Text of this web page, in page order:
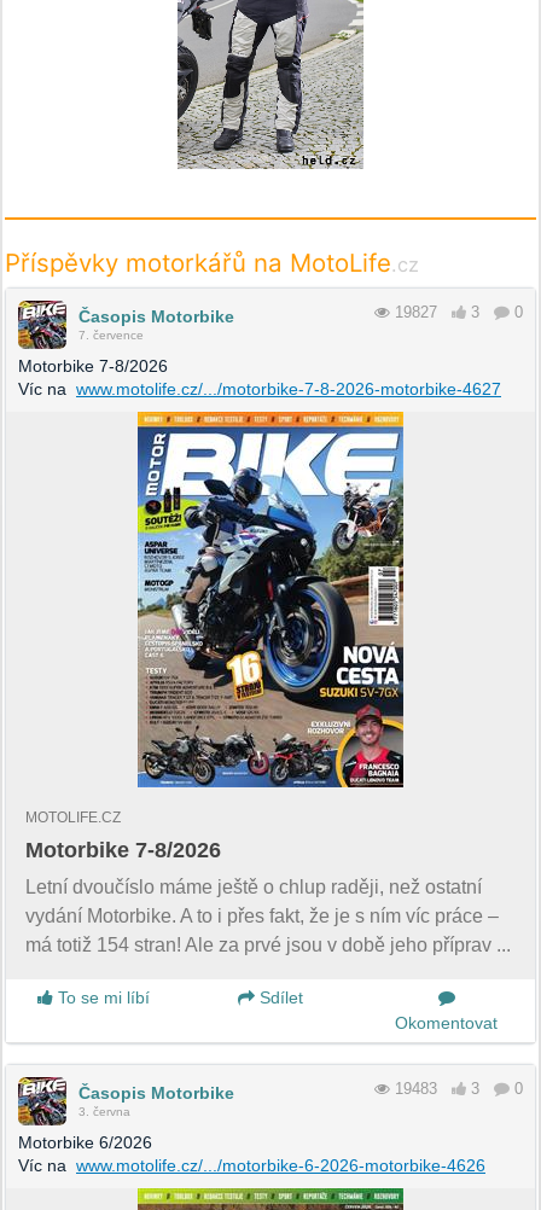
Příspěvky motorkářů na MotoLife.cz
Časopis Motorbike
7. července
19827 3 0
Motorbike 7-8/2026
Víc na www.motolife.cz/.../motorbike-7-8-2026-motorbike-4627
MOTOLIFE.CZ
Motorbike 7-8/2026
Letní dvoučíslo máme ještě o chlup raději, než ostatní
vydání Motorbike. A to i přes fakt, že je s ním víc práce –
má totiž 154 stran! Ale za prvé jsou v době jeho příprav ...
To se mi líbí
Sdílet
Okomentovat
Časopis Motorbike
3. června
19483 3 0
Motorbike 6/2026
Víc na www.motolife.cz/.../motorbike-6-2026-motorbike-4626